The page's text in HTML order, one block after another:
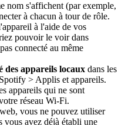
nom s'affichent (par exemple,
à chacun à tour de rôle.
à l'aide de vos
pouvoir le voir dans
connecté au même
des appareils locaux dans les
> Applis et appareils.
appareils qui ne sont
réseau Wi-Fi.
vous ne pouvez utiliser
vous avez déjà établi une